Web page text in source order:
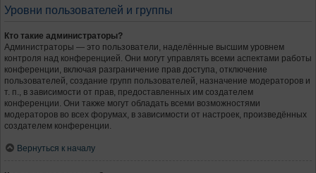
Уровни пользователей и группы
Кто такие администраторы?
Администраторы — это пользователи, наделённые высшим уровнем
контроля над конференцией. Они могут управлять всеми аспектами работы
конференции, включая разграничение прав доступа, отключение
пользователей, создание групп пользователей, назначение модераторов и
т. п., в зависимости от прав, предоставленных им создателем
конференции. Они также могут обладать всеми возможностями
модераторов во всех форумах, в зависимости от настроек, произведённых
создателем конференции.
Вернуться к началу